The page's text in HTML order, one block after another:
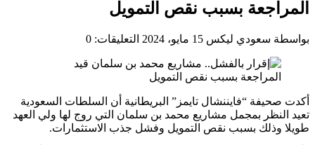
المراجعة بسبب نقص التمويل
بواسطة سعودي ليكس 15 مايو، 2024 التعليقات: 0
أكدت صحيفة “فايننشال تايمز” البريطانية أن السلطات السعودية
تعيد النظر بمجمل مشاريع محمد بن سلمان التي روج لها ولي العهد
طويلا وذلك بسبب نقص التمويل وفشل جذب الاستثمارات.